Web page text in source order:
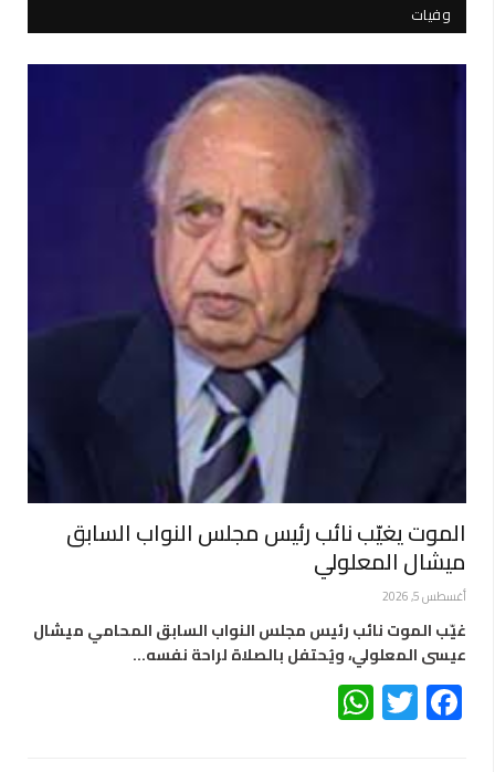
وفيات
الموت يغيّب نائب رئيس مجلس النواب السابق
ميشال المعلولي
أغسطس 5, 2026
غيّب الموت نائب رئيس مجلس النواب السابق المحامي ميشال
عيسى المعلولي، ويُحتفل بالصلاة لراحة نفسه…
Facebook
Twitter